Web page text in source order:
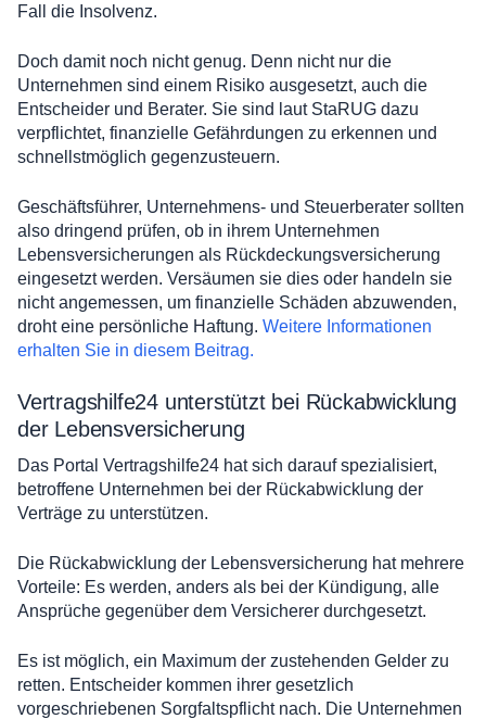
Fall die Insolvenz.
Doch damit noch nicht genug. Denn nicht nur die
Unternehmen sind einem Risiko ausgesetzt, auch die
Entscheider und Berater. Sie sind laut StaRUG dazu
verpflichtet, finanzielle Gefährdungen zu erkennen und
schnellstmöglich gegenzusteuern.
Geschäftsführer, Unternehmens- und Steuerberater sollten
also dringend prüfen, ob in ihrem Unternehmen
Lebensversicherungen als Rückdeckungsversicherung
eingesetzt werden. Versäumen sie dies oder handeln sie
nicht angemessen, um finanzielle Schäden abzuwenden,
droht eine persönliche Haftung. Weitere Informationen
erhalten Sie in diesem Beitrag.
Vertragshilfe24 unterstützt bei Rückabwicklung
der Lebensversicherung
Das Portal Vertragshilfe24 hat sich darauf spezialisiert,
betroffene Unternehmen bei der Rückabwicklung der
Verträge zu unterstützen.
Die Rückabwicklung der Lebensversicherung hat mehrere
Vorteile: Es werden, anders als bei der Kündigung, alle
Ansprüche gegenüber dem Versicherer durchgesetzt.
Es ist möglich, ein Maximum der zustehenden Gelder zu
retten. Entscheider kommen ihrer gesetzlich
vorgeschriebenen Sorgfaltspflicht nach. Die Unternehmen